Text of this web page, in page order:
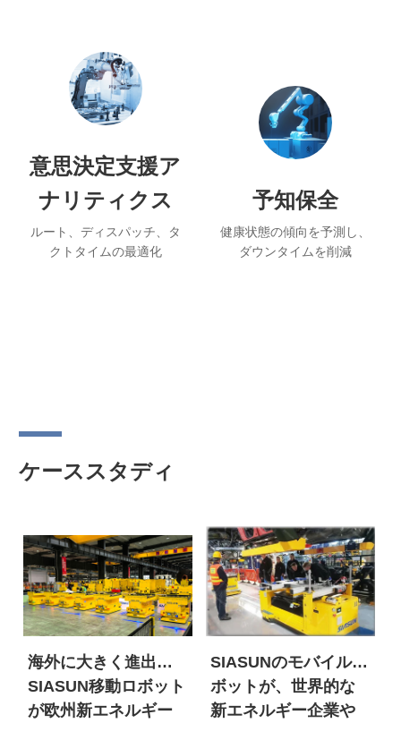
意思決定支援ア
ナリティクス
ルート、ディスパッチ、タ
クトタイムの最適化
予知保全
健康状態の傾向を予測し、
ダウンタイムを削減
ケーススタディ
海外に大きく進出！
SIASUN移動ロボット
が欧州新エネルギー
SIASUNのモバイルロ
ボットが、世界的な
新エネルギー企業や